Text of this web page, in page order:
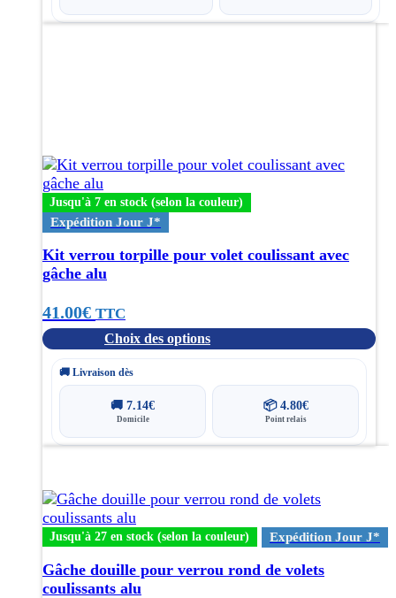
Jusqu'à 7 en stock (selon la couleur)
Expédition Jour J*
Kit verrou torpille pour volet coulissant avec
gâche alu
41.00€ TTC
Choix des options
peuvent
être
choisies
sur
la
page
du
🚚 Livraison dès
🚚7.14€
Domicile
📦 4.80€
Point relais
Jusqu'à 27 en stock (selon la couleur) Expédition Jour J*
Gâche douille pour verrou rond de volets
coulissants alu
a
plusieurs
variations.
Les
options
peuvent